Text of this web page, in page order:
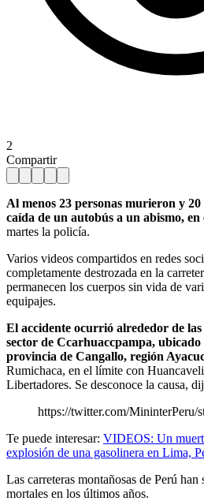
2
Compartir
Al menos 23 personas murieron y
caída de un autobús a un abismo, en
martes la policía.
Varios videos compartidos en redes
completamente destrozada en la
permanecen los cuerpos sin vida de
equipajes.
El accidente ocurrió alrededor de
sector de Ccarhuaccpampa,
provincia de Cangallo, región
Rumichaca, en el límite con
Libertadores. Se desconoce la causa,
https://twitter.com/MininterPeru/
Te puede interesar: VIDEOS: Un
explosión de una gasolinera en Lima,
Las carreteras montañosas de Perú
mortales en los últimos años.